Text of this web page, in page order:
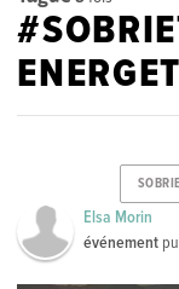
Elsa Morin
événement